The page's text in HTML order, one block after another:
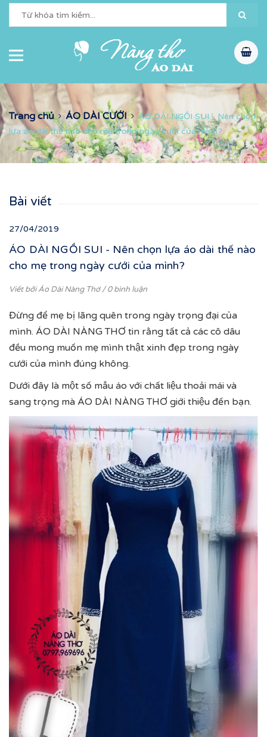
Trang chủ ÁO DÀI CƯỚI
ÁO DÀI NGỒI SUI - Nên chọn
lựa áo dài thế nào cho mẹ trong ngày cưới của mình?
Bài viết
27/04/2019
ÁO DÀI NGỒI SUI - Nên chọn lựa áo dài thế nào
cho mẹ trong ngày cưới của mình?
Viết bởiÁo Dài Nàng Thơ/ 0 bình luận
Đừng để mẹ bị lãng quên trong ngày trọng đại của
mình. ÁO DÀI NÀNG THƠ tin rằng tất cả các cô dâu
đều mong muốn mẹ mình thật xinh đẹp trong ngày
cưới của mình đúng không.
Dưới đây là một số mẫu áo với chất liệu thoải mái và
sang trọng mà ÁO DÀI NÀNG THƠ giới thiệu đến bạn.